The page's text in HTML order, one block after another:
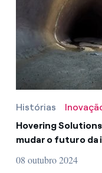
Histórias
Hovering
mudar o futuro da
08 outubro 2024